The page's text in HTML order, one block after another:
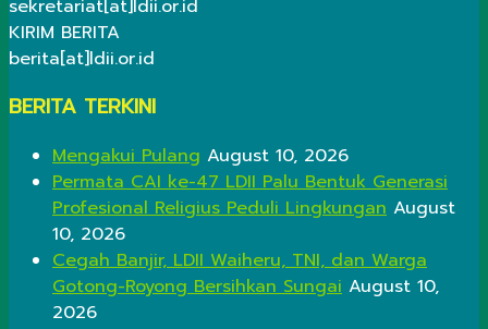
sekretariat[at]ldii.or.id
KIRIM BERITA
berita[at]ldii.or.id
BERITA TERKINI
Mengakui Pulang August 10, 2026
Permata CAI ke-47 LDII Palu Bentuk Generasi
Profesional Religius Peduli Lingkungan August
10, 2026
Cegah Banjir, LDII Waiheru, TNI, dan Warga
Gotong-Royong Bersihkan Sungai August 10,
2026